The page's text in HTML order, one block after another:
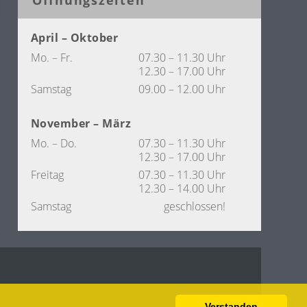
April – Oktober
Mo. – Fr.
07.30 – 11.30 Uhr
12.30 – 17.00 Uhr
Samstag
09.00 – 12.00 Uhr
November – März
Mo. – Do.
07.30 – 11.30 Uhr
12.30 – 17.00 Uhr
Freitag
07.30 – 11.30 Uhr
12.30 – 14.00 Uhr
Samstag
geschlossen!